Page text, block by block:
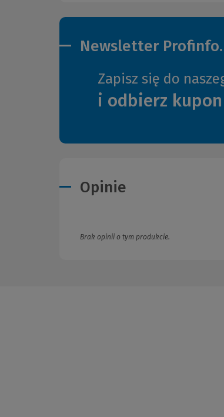
Newsletter
Zapisz się do
i odbierz kupon
Opinie
Brak opinii o tym produkcie.